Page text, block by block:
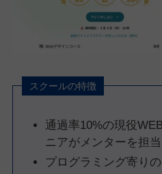
スクールの特徴
通過率10%の現役
ニアがメンターを担当
プログラミング寄り